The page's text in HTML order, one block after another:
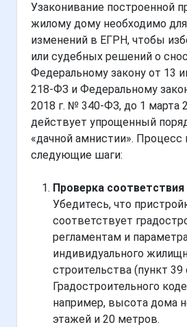
Узаконивание построенной
жилому дому необходимо
изменений в ЕГРН, чтобы
или судебных решений о
Федеральному закону от 13
218-ФЗ и Федеральному
2018 г. № 340-ФЗ, до 1 марта
действует упрощенный
«дачной амнистии». Процесс
следующие шаги:
Проверка
Убедитесь, что
соответствует
регламентам и
индивидуального
строительства (пункт 39
Градостроительного
например, высота дома
этажей и 20 метров.